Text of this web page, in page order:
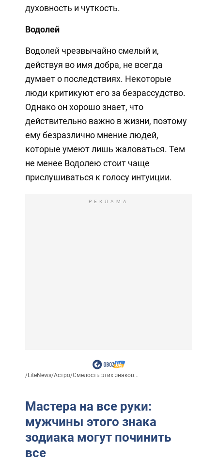
духовность и чуткость.
Водолей
Водолей чрезвычайно смелый и,
действуя во имя добра, не всегда
думает о последствиях. Некоторые
люди критикуют его за безрассудство.
Однако он хорошо знает, что
действительно важно в жизни, поэтому
ему безразлично мнение людей,
которые умеют лишь жаловаться. Тем
не менее Водолею стоит чаще
прислушиваться к голосу интуиции.
РЕКЛАМА
/LiteNews/Астро/Смелость этих знаков...
Мастера на все руки:
мужчины этого знака
зодиака могут починить
все